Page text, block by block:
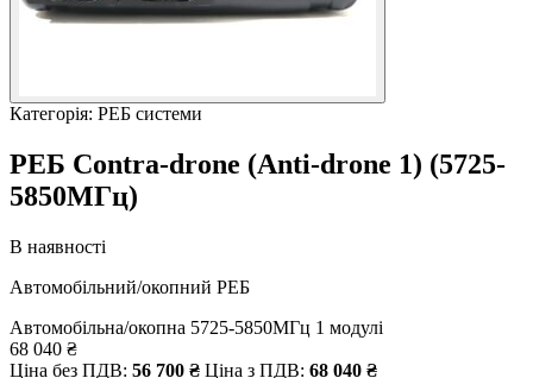
Категорія: РЕБ системи
РЕБ Contra-drone (Anti-drone 1) (5725-
5850МГц)
В наявності
Автомобільний/окопний РЕБ
Автомобільна/окопна 5725-5850МГц 1 модулі
68 040 ₴
Ціна без ПДВ: 56 700 ₴ Ціна з ПДВ: 68 040 ₴